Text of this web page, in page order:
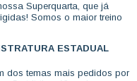
Superquarta, que já
Somos o maior treino
ESTADUAL
dos temas mais pedidos por